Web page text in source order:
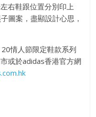
右鞋跟位置分別印上
圖案，盡顯設計心思，
情人節限定鞋款系列
或於adidas香港官方網